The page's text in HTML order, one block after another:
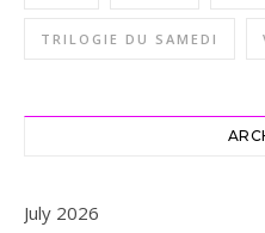
TRILOGIE DU SAMEDI
July 2026